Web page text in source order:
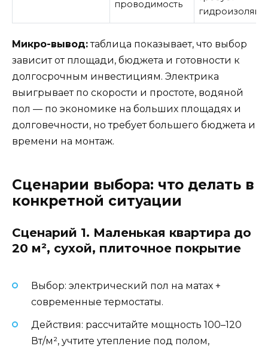
проводимость
Микро-вывод:таблица показывает, что выбор
зависит от площади, бюджета и готовности к
долгосрочным инвестициям. Электрика
выигрывает по скорости и простоте, водяной
пол — по экономике на больших площадях и
долговечности, но требует большего бюджета и
времени на монтаж.
Сценарии выбора: что делать в
конкретной ситуации
Сценарий 1. Маленькая квартира до
20 м², сухой, плиточное покрытие
Выбор: электрический пол на матах +
современные термостаты.
Действия: рассчитайте мощность 100–120
Вт/м², учтите утепление под полом,